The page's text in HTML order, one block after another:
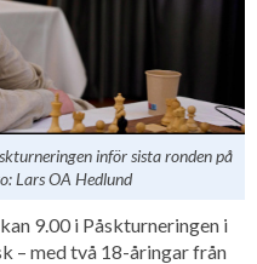
inför sista ronden på
Lars OA Hedlund
9.00 i Påskturneringen i
– med två 18-åringar från